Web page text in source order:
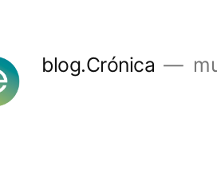
blog.Crónica